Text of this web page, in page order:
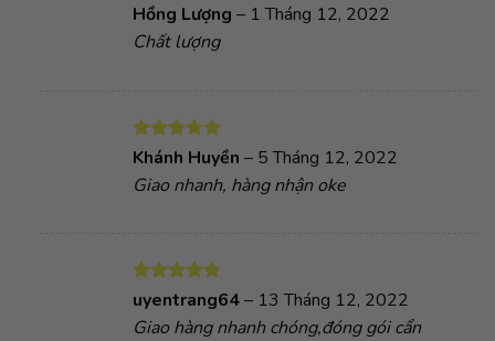
Được xếp
hạng5
sao
Hồng Lượng – 1 Tháng 12, 2022
Chất lượng
Được xếp
sao
Khánh Huyền – 5 Tháng 12, 2022
Giao nhanh, hàng nhận oke
Được xếp
hạng
sao
uyentrang64– 13 Tháng 12, 2022
Giao hàng nhanh chóng,đóng gói cẩn